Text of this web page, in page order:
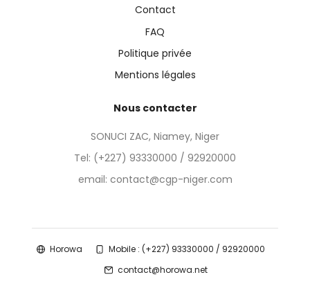
Contact
FAQ
Politique privée
Mentions légales
Nous contacter
SONUCI ZAC, Niamey, Niger
Tel: (+227) 93330000 / 92920000
email: contact@cgp-niger.com
Horowa
Mobile : (+227) 93330000 / 92920000
contact@horowa.net